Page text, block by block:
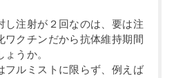
し注射が２回なのは、要は注
ワクチンだから抗体維持期間
うか。
ルミストに限らず、例えば